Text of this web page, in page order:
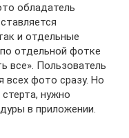
обладатель
и отдельные
отдельной фотке
все». Пользователь
всех фото сразу. Но
нужно
в приложении.